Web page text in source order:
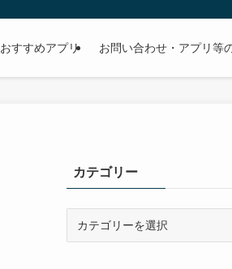
おすすめアプリ お問い合わせ・アプリ等
カテゴリー